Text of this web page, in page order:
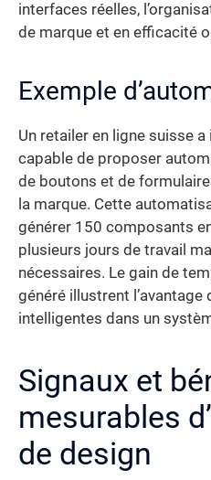
interfaces réelles,
de marque et en efficacité
Exemple
Un retailer en ligne suisse
capable de proposer
de boutons et de
la marque. Cette
générer 150 composants
plusieurs jours de travail
nécessaires. Le gain de
généré illustrent
intelligentes dans un
Signaux et
mesurables
de design